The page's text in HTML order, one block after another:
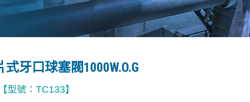
牙口球塞閥1000W.O.G
型號：TC133】